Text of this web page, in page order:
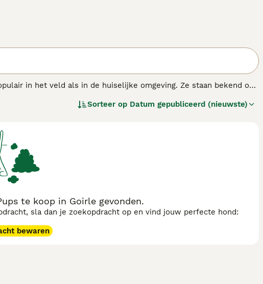
in het veld als in de huiselijke omgeving. Ze staan bekend om
en wenkbrauwen.Sorteer op Datum gepubliceerd (nieuwste)
te koop in Goirle gevonden.
sla dan je zoekopdracht op en vind jouw perfecte hond:
bewaren